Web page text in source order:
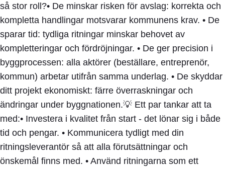
så stor roll?• De minskar risken för avslag: korrekta och
kompletta handlingar motsvarar kommunens krav. • De
sparar tid: tydliga ritningar minskar behovet av
kompletteringar och fördröjningar. • De ger precision i
byggprocessen: alla aktörer (beställare, entreprenör,
kommun) arbetar utifrån samma underlag. • De skyddar
ditt projekt ekonomiskt: färre överraskningar och
ändringar under byggnationen.💡 Ett par tankar att ta
med:• Investera i kvalitet från start - det lönar sig i både
tid och pengar. • Kommunicera tydligt med din
ritningsleverantör så att alla förutsättningar och
önskemål finns med. • Använd ritningarna som ett